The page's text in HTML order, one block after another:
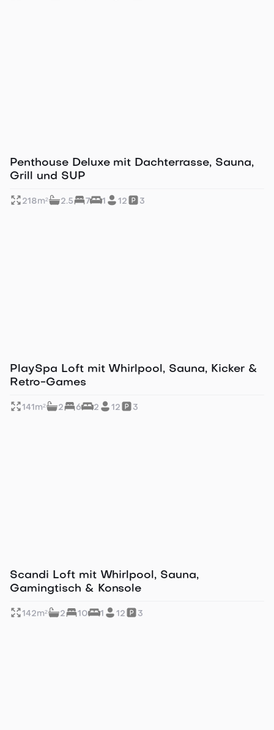
Mit Seeblick
Penthouse Deluxe mit Dachterrasse, Sauna,
Grill und SUP
218m² 2.5 7 1 12 3
Perfekt für große Gruppen
PlaySpa Loft mit Whirlpool, Sauna, Kicker &
Retro-Games
141 m² 2 6 2 12 3
Perfekt für große Gruppen
Scandi Loft mit Whirlpool, Sauna,
Gamingtisch & Konsole
142m² 2 10 1 12 3